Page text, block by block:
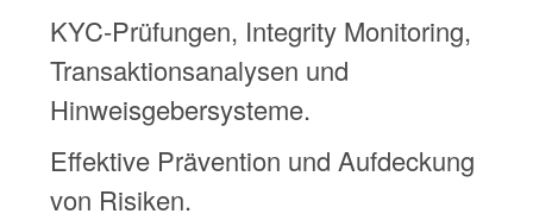
KYC-Prüfungen, Integrity Monitoring,
Transaktionsanalysen und
Hinweisgebersysteme.
Effektive Prävention und Aufdeckung
von Risiken.